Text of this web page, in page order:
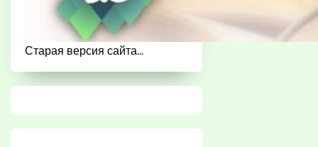
Старая версия сайта...